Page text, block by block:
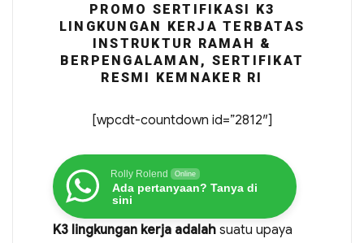
PROMO SERTIFIKASI K3
LINGKUNGAN KERJA TERBATAS
INSTRUKTUR RAMAH &
BERPENGALAMAN, SERTIFIKAT
RESMI KEMNAKER RI
[wpcdt-countdown id=”2812″]
Rolly Rolend Online
Ada pertanyaan? Tanya di
sini
K3 lingkungan kerja adalahsuatu upaya